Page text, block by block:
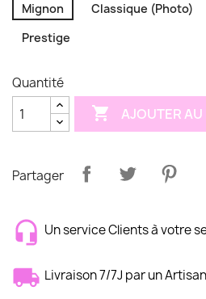
Mignon Classique (Photo)
Prestige
Quantité
 AJOUTER AU
Partager
Un service Clients à votre
Livraison 7/7J par un